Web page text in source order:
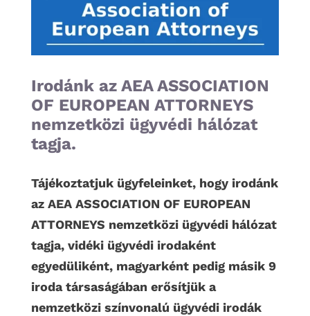
Irodánk az AEA ASSOCIATION
OF EUROPEAN ATTORNEYS
nemzetközi ügyvédi hálózat
tagja.
Tájékoztatjuk ügyfeleinket, hogy irodánk
az AEA ASSOCIATION OF EUROPEAN
ATTORNEYS nemzetközi ügyvédi hálózat
tagja, vidéki ügyvédi irodaként
egyedüliként, magyarként pedig másik 9
iroda társaságában erősítjük a
nemzetközi színvonalú ügyvédi irodák